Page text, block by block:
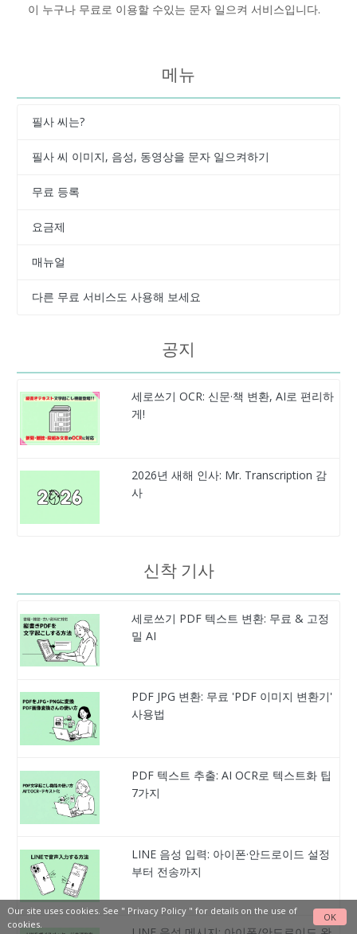
이 누구나 무료로 이용할 수있는 문자 일으켜 서비스입니다.
메뉴
필사 씨는?
필사 씨 이미지, 음성, 동영상을 문자 일으켜하기
무료 등록
요금제
매뉴얼
다른 무료 서비스도 사용해 보세요
공지
세로쓰기 OCR: 신문·책 변환, AI로 편리하
게!
2026년 새해 인사: Mr. Transcription 감
사
신착 기사
세로쓰기 PDF 텍스트 변환: 무료 & 고정
밀 AI
PDF JPG 변환: 무료 'PDF 이미지 변환기'
사용법
PDF 텍스트 추출: AI OCR로 텍스트화 팁
7가지
LINE 음성 입력: 아이폰·안드로이드 설정
부터 전송까지
Our site uses cookies. See " Privacy Policy" for details on the use of
cookies.
OK